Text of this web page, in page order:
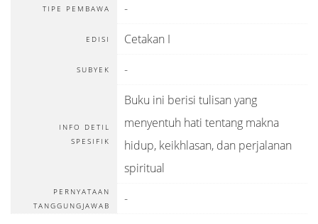
TIPE PEMBAWA -
EDISI Cetakan I
SUBYEK -
INFO DETIL
SPESIFIK
Buku ini berisi tulisan yang
menyentuh hati tentang makna
hidup, keikhlasan, dan perjalanan
spiritual
PERNYATAAN
TANGGUNGJAWAB
-